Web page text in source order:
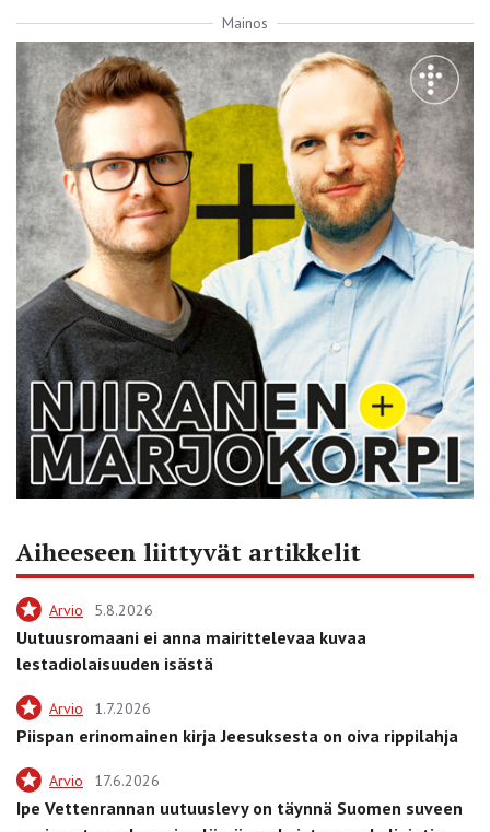
Mainos
Aiheeseen liittyvät artikkelit
Arvio 5.8.2026
Uutuusromaani ei anna mairittelevaa kuvaa
lestadiolaisuuden isästä
Arvio 1.7.2026
Piispan erinomainen kirja Jeesuksesta on oiva rippilahja
Arvio 17.6.2026
Ipe Vettenrannan uutuuslevy on täynnä Suomen suveen